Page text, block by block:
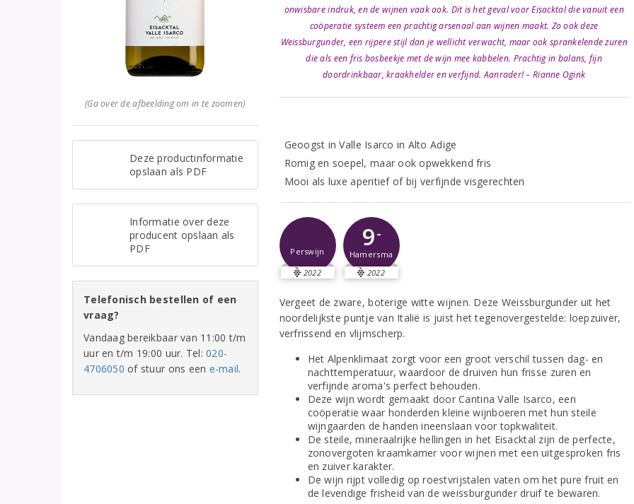
(Ga over de afbeelding om in te zoomen)
Deze productinformatie
opslaan als PDF
Informatie over deze
producent opslaan als
PDF
Telefonisch bestellen of een
vraag?
Vandaag bereikbaar van 11:00 t/m
uur en t/m 19:00 uur. Tel:020-
4706050 of stuur ons een e-mail.
onwisbare indruk, en de wijnen vaak ook. Dit is het geval voor Eisacktal die vanuit een
coöperatie systeem een prachtig arsenaal aan wijnen maakt. Zo ook deze
Weissburgunder, een rijpere stijl dan je wellicht verwacht, maar ook sprankelende zuren
die als een fris bosbeekje met de wijn mee kabbelen. Prachtig in balans, fijn
doordrinkbaar, kraakhelder en verfijnd. Aanrader! – Rianne Ogink
Geoogst in Valle Isarco in Alto Adige
Romig en soepel, maar ook opwekkend fris
Mooi als luxe aperitief of bij verfijnde visgerechten
Perswijn
2022
9-
Hamersma
2022
Vergeet de zware, boterige witte wijnen. Deze Weissburgunder uit het
noordelijkste puntje van Italië is juist het tegenovergestelde: loepzuiver,
verfrissend en vlijmscherp.
Het Alpenklimaat zorgt voor een groot verschil tussen dag- en
nachttemperatuur, waardoor de druiven hun frisse zuren en
verfijnde aroma's perfect behouden.
Deze wijn wordt gemaakt door Cantina Valle Isarco, een
coöperatie waar honderden kleine wijnboeren met hun steile
wijngaarden de handen ineenslaan voor topkwaliteit.
De steile, mineraalrijke hellingen in het Eisacktal zijn de perfecte,
zonovergoten kraamkamer voor wijnen met een uitgesproken fris
en zuiver karakter.
De wijn rijpt volledig op roestvrijstalen vaten om het pure fruit en
de levendige frisheid van de weissburgunder druif te bewaren.